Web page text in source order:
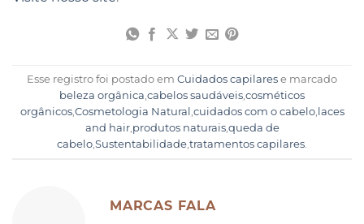
Esse registro foi postado em Cuidados capilares e marcado
beleza orgânica cabelos saudáveis cosméticos
orgânicos, Cosmetologia Natural cuidados com o cabelo, laces
and hair, produtos naturais, queda de
cabelo Sustentabilidade tratamentos capilares
MARCAS FALA